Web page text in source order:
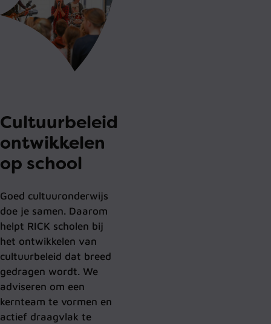
Cultuurbeleid
ontwikkelen
op school
Goed cultuuronderwijs
doe je samen. Daarom
helpt RICK scholen bij
het ontwikkelen van
cultuurbeleid dat breed
gedragen wordt. We
adviseren om een
kernteam te vormen en
actief draagvlak te